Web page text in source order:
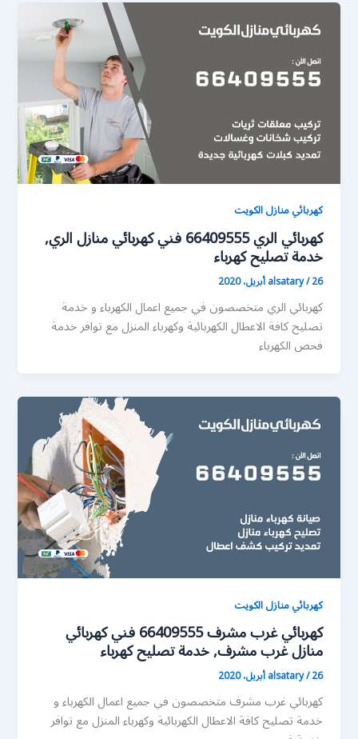
كهربائي منازل الكويت
كهربائي الري 66409555 فني كهربائي منازل الري,
خدمة تصليح كهرباء
alsatary/26 أبريل، 2020
كهربائي الري متخصصون في جميع اعمال الكهرباء و خدمة
تصليح كافة الاعطال الكهربائية وكهرباء المنزل مع توافر خدمة
فحص الكهرباء
كهربائي منازل الكويت
كهربائي غرب مشرف 66409555 فني كهربائي
منازل غرب مشرف, خدمة تصليح كهرباء
alsatary/26 أبريل، 2020
كهربائي غرب مشرف متخصصون في جميع اعمال الكهرباء و
خدمة تصليح كافة الاعطال الكهربائية وكهرباء المنزل مع توافر